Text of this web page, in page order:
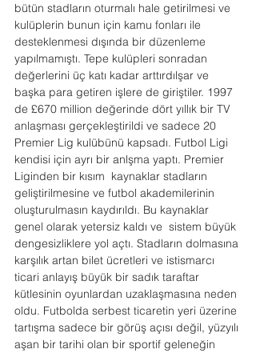
bütün stadların oturmalı hale getirilmesi ve
kulüplerin bunun için kamu fonları ile
desteklenmesi dışında bir düzenleme
yapılmamıştı. Tepe kulüpleri sonradan
değerlerini üç katı kadar arttırdılşar ve
başka para getiren işlere de giriştiler. 1997
de £670 million değerinde dört yıllık bir TV
anlaşması gerçekleştirildi ve sadece 20
Premier Lig kulübünü kapsadı. Futbol Ligi
kendisi için ayrı bir anlşma yaptı. Premier
Liginden bir kısım  kaynaklar stadların
geliştirilmesine ve futbol akademilerinin
oluşturulmasın kaydırıldı. Bu kaynaklar
genel olarak yetersiz kaldı ve  sistem büyük
dengesizliklere yol açtı. Stadların dolmasına
karşılık artan bilet ücretleri ve istismarcı
ticari anlayış büyük bir sadık taraftar
kütlesinin oyunlardan uzaklaşmasına neden
oldu. Futbolda serbest ticaretin yeri üzerine
tartışma sadece bir görüş açısı değil, yüzyılı
aşan bir tarihi olan bir sportif geleneğin